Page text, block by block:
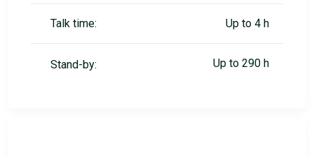
Talk time: Up to 4 h
Stand-by: Up to 290 h